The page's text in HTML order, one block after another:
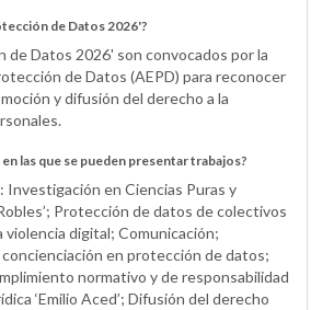
de Datos 2026'?
de Datos 2026' son convocados por la
de Datos (AEPD) para reconocer
y difusión del derecho a la
las que se pueden presentar trabajos?
Investigación en Ciencias Puras y
Protección de datos de colectivos
digital; Comunicación;
en protección de datos;
normativo y de responsabilidad
‘Emilio Aced’; Difusión del derecho